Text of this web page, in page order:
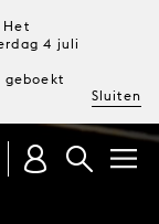
Het
4 juli
geboekt
Sluiten